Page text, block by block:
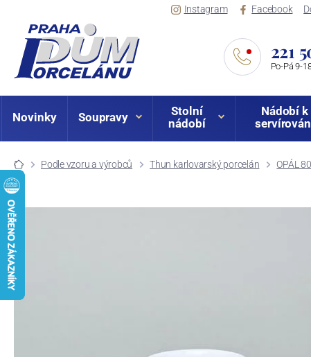
Instagram Facebook
221
Po-Pá 9-
Novinky Soupravy
Stolní
nádobí
Nádobí k
Podle vzoru a výrobců Thun karlovarský porcelán OPÁL